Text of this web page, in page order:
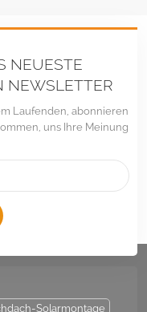
NEUESTE
NEWSLETTER
Laufenden, abonnieren
uns Ihre Meinung
District, Xiamen, China
Solarmontage